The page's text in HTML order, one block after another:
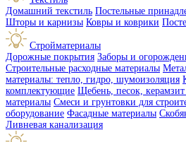
Домашний текстиль Постельные
Шторы и карнизы Ковры и коврики
Стройматериалы
Дорожные покрытия Заборы и
Строительные расходные материалы
материалы: тепло, гидро, шумоизоляция
комплектующие Щебень, песок,
материалы Смеси и грунтовки для
оборудование Фасадные материалы
Ливневая канализация